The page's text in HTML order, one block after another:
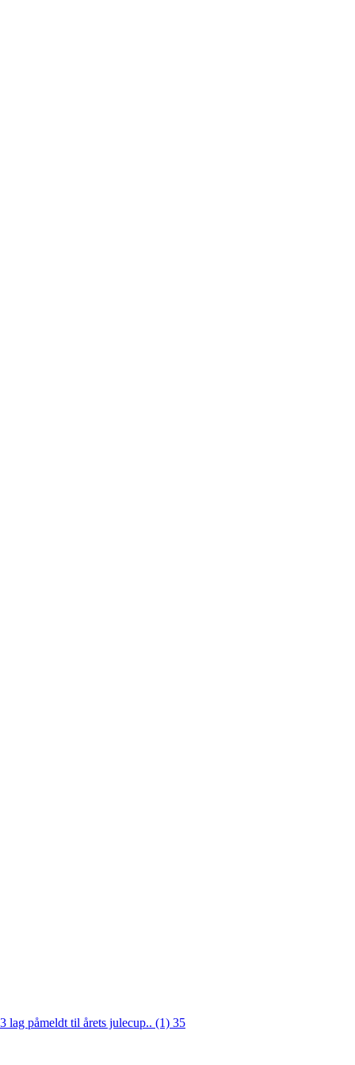
lag påmeldt til årets julecup.. (1) 35